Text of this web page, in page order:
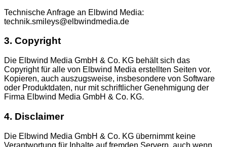
Technische Anfrage an Elbwind Media:
technik.smileys@elbwindmedia.de
3. Copyright
Die Elbwind Media GmbH & Co. KG behält sich das
Copyright für alle von Elbwind Media erstellten Seiten vor.
Kopieren, auch auszugsweise, insbesondere von Software
oder Produktdaten, nur mit schriftlicher Genehmigung der
Firma Elbwind Media GmbH & Co. KG.
4. Disclaimer
Die Elbwind Media GmbH & Co. KG übernimmt keine
Verantwortung für Inhalte auf fremden Servern, auch wenn